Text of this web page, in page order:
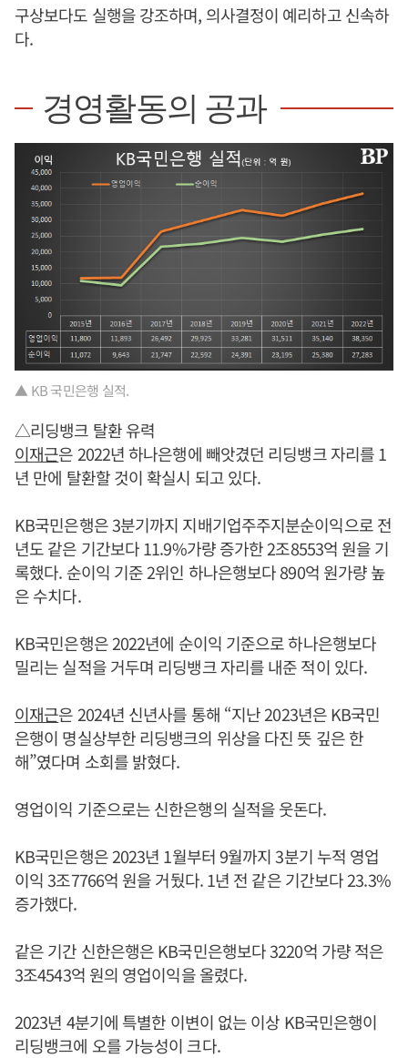
구상보다도 실행을 강조하며, 의사결정이 예리하고 신속하
다.
경영활동의 공과
▲ KB 국민은행 실적.
△리딩뱅크 탈환 유력
이재근은 2022년 하나은행에 빼앗겼던 리딩뱅크 자리를 1
년 만에 탈환할 것이 확실시 되고 있다.
KB국민은행은 3분기까지 지배기업주주지분순이익으로 전
년도 같은 기간보다 11.9%가량 증가한 2조8553억 원을 기
록했다. 순이익 기준 2위인 하나은행보다 890억 원가량 높
은 수치다.
KB국민은행은 2022년에 순이익 기준으로 하나은행보다
밀리는 실적을 거두며 리딩뱅크 자리를 내준 적이 있다.
이재근은 2024년 신년사를 통해 “지난 2023년은 KB국민
은행이 명실상부한 리딩뱅크의 위상을 다진 뜻 깊은 한
해”였다며 소회를 밝혔다.
영업이익 기준으로는 신한은행의 실적을 웃돈다.
KB국민은행은 2023년 1월부터 9월까지 3분기 누적 영업
이익 3조7766억 원을 거뒀다. 1년 전 같은 기간보다 23.3%
증가했다.
같은 기간 신한은행은 KB국민은행보다 3220억 가량 적은
3조4543억 원의 영업이익을 올렸다.
2023년 4분기에 특별한 이변이 없는 이상 KB국민은행이
리딩뱅크에 오를 가능성이 크다.